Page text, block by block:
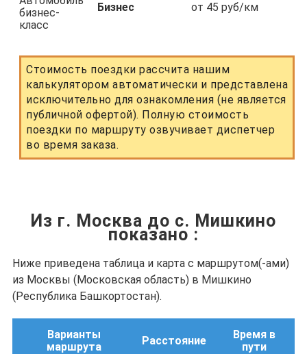
Бизнес от 45 руб/км
Стоимость поездки рассчита нашим
калькулятором автоматически и представлена
исключительно для ознакомления (не является
публичной офертой). Полную стоимость
поездки по маршруту озвучивает диспетчер
во время заказа.
Из г. Москва до с. Мишкино
показано :
Ниже приведена таблица и карта с маршрутом(-ами)
из Москвы (Московская область) в Мишкино
(Республика Башкортостан).
Варианты
маршрута
Расстояние
Время в
пути